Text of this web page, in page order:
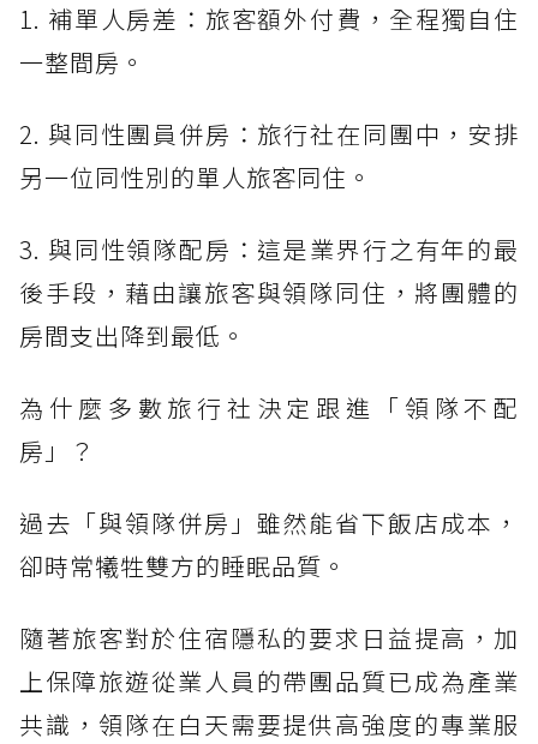
1. 補單人房差：旅客額外付費，全程獨自住
一整間房。
2. 與同性團員併房：旅行社在同團中，安排
另一位同性別的單人旅客同住。
3. 與同性領隊配房：這是業界行之有年的最
後手段，藉由讓旅客與領隊同住，將團體的
房間支出降到最低。
為什麼多數旅行社決定跟進「領隊不配
房」？
過去「與領隊併房」雖然能省下飯店成本，
卻時常犧牲雙方的睡眠品質。
隨著旅客對於住宿隱私的要求日益提高，加
上保障旅遊從業人員的帶團品質已成為產業
共識，領隊在白天需要提供高強度的專業服